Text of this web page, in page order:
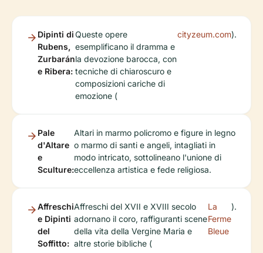
Dipinti di
Rubens,
Zurbarán
e Ribera:
Queste opere
esemplificano il dramma e
la devozione barocca, con
tecniche di chiaroscuro e
composizioni cariche di
emozione (
cityzeum.com).
Pale
d'Altare
e
Sculture:
Altari in marmo policromo e figure in legno
o marmo di santi e angeli, intagliati in
modo intricato, sottolineano l'unione di
eccellenza artistica e fede religiosa.
Affreschi
e Dipinti
del
Soffitto:
Affreschi del XVII e XVIII secolo
adornano il coro, raffiguranti scene
della vita della Vergine Maria e
altre storie bibliche (
La
Ferme
Bleue
).